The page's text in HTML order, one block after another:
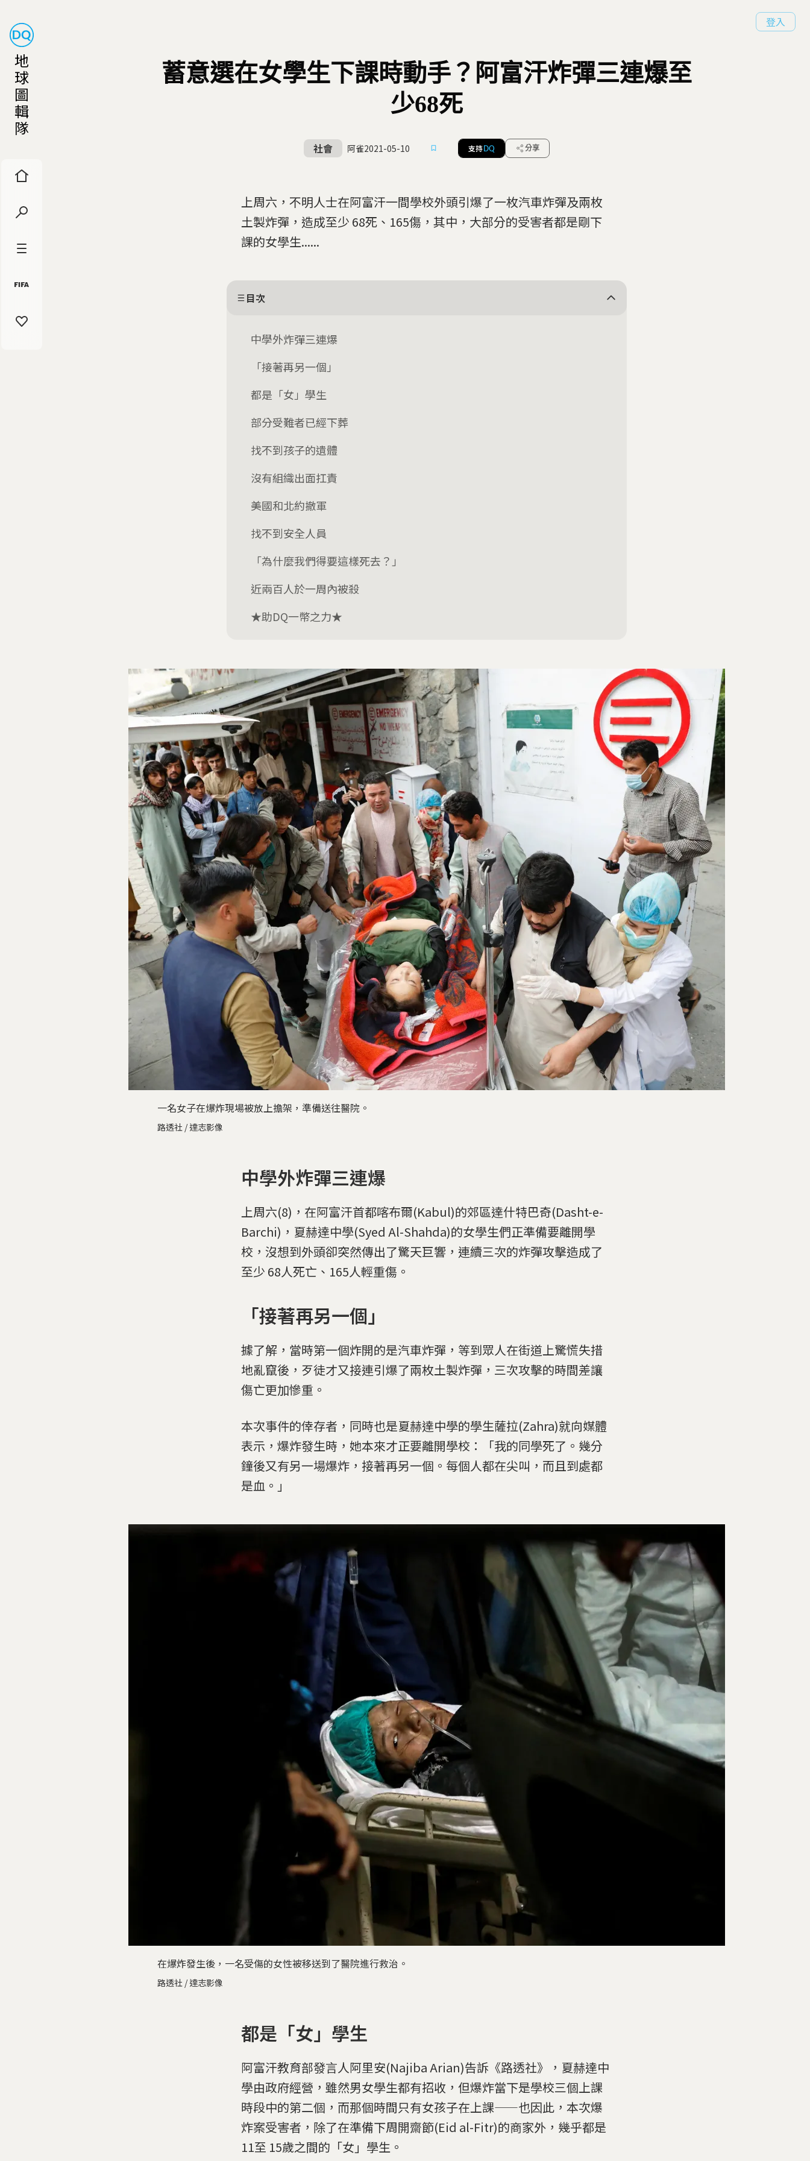
地
球
圖
輯
隊
登入
蓄意選在女學生下課時動手？阿富汗炸彈三連爆至
少68死
社會 阿雀2021-05-10 支持 DQ 分享
上周六，不明人士在阿富汗一間學校外頭引爆了一枚汽車炸彈及兩枚
土製炸彈，造成至少 68死、165傷，其中，大部分的受害者都是剛下
課的女學生......
目次
中學外炸彈三連爆
「接著再另一個」
都是「女」學生
部分受難者已經下葬
找不到孩子的遺體
沒有組織出面扛責
美國和北約撤軍
找不到安全人員
「為什麼我們得要這樣死去？」
近兩百人於一周內被殺
★助DQ一幣之力★
一名女子在爆炸現場被放上擔架，準備送往醫院。
路透社 / 達志影像
中學外炸彈三連爆
上周六(8)，在阿富汗首都喀布爾(Kabul)的郊區達什特巴奇(Dasht-e-
Barchi)，夏赫達中學(Syed Al-Shahda)的女學生們正準備要離開學
校，沒想到外頭卻突然傳出了驚天巨響，連續三次的炸彈攻擊造成了
至少 68人死亡、165人輕重傷。
「接著再另一個」
據了解，當時第一個炸開的是汽車炸彈，等到眾人在街道上驚慌失措
地亂竄後，歹徒才又接連引爆了兩枚土製炸彈，三次攻擊的時間差讓
傷亡更加慘重。
本次事件的倖存者，同時也是夏赫達中學的學生薩拉(Zahra)就向媒體
表示，爆炸發生時，她本來才正要離開學校：「我的同學死了。幾分
鐘後又有另一場爆炸，接著再另一個。每個人都在尖叫，而且到處都
是血。」
在爆炸發生後，一名受傷的女性被移送到了醫院進行救治。
路透社 / 達志影像
都是「女」學生
阿富汗教育部發言人阿里安(Najiba Arian)告訴《路透社》，夏赫達中
學由政府經營，雖然男女學生都有招收，但爆炸當下是學校三個上課
時段中的第二個，而那個時間只有女孩子在上課——也因此，本次爆
炸案受害者，除了在準備下周開齋節(Eid al-Fitr)的商家外，幾乎都是
11至 15歲之間的「女」學生。